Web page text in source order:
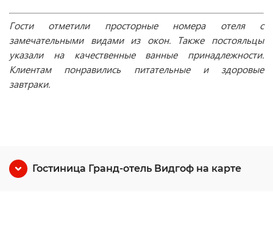
Гости отметили просторные номера отеля с
замечательными видами из окон. Также постояльцы
указали на качественные ванные принадлежности.
Клиентам понравились питательные и здоровые
завтраки.
Гостиница Гранд-отель Видгоф на карте